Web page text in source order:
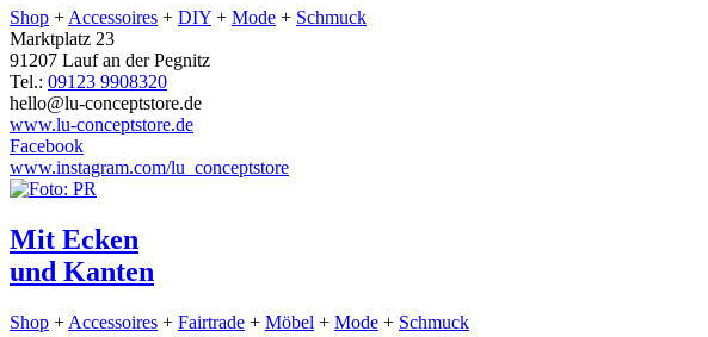
Shop + Accessoires + DIY + Mode + Schmuck
Marktplatz 23
91207 Lauf an der Pegnitz
Tel.: 09123 9908320
hello@lu-conceptstore.de
www.lu-conceptstore.de
Facebook
www.instagram.com/lu_conceptstore
Mit Ecken
und Kanten
Shop + Accessoires + Fairtrade + Möbel + Mode + Schmuck